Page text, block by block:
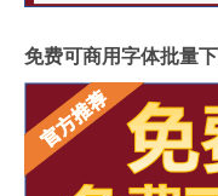
免费可商用字体批量